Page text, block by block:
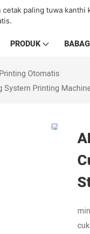
paling tuwa kanthi
PRODUK
Otomatis
System Printing